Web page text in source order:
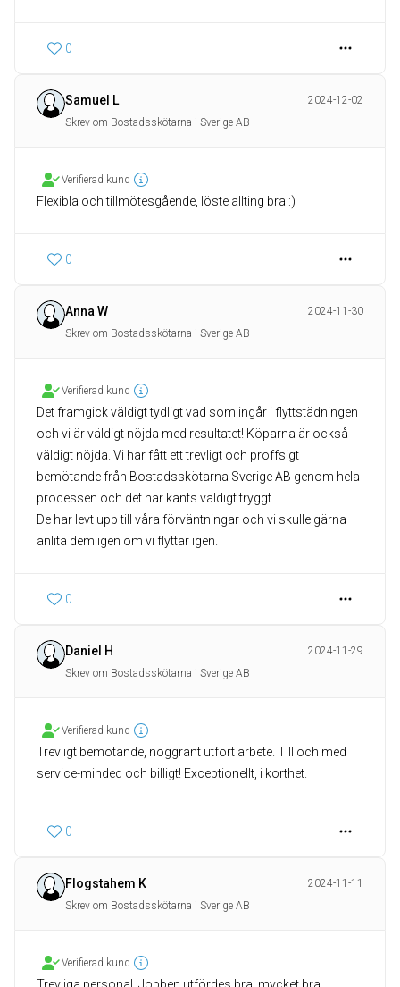
0
Samuel L
2024-12-02
Skrev om Bostadsskötarna i Sverige AB
Verifierad kund
Flexibla och tillmötesgående, löste allting bra :)
0
Anna W
2024-11-30
Skrev om Bostadsskötarna i Sverige AB
Verifierad kund
Det framgick väldigt tydligt vad som ingår i flyttstädningen
och vi är väldigt nöjda med resultatet! Köparna är också
väldigt nöjda. Vi har fått ett trevligt och proffsigt
bemötande från Bostadsskötarna Sverige AB genom hela
processen och det har känts väldigt tryggt.
De har levt upp till våra förväntningar och vi skulle gärna
anlita dem igen om vi flyttar igen.
0
Daniel H
2024-11-29
Skrev om Bostadsskötarna i Sverige AB
Verifierad kund
Trevligt bemötande, noggrant utfört arbete. Till och med
service-minded och billigt! Exceptionellt, i korthet.
0
Flogstahem K
2024-11-11
Skrev om Bostadsskötarna i Sverige AB
Verifierad kund